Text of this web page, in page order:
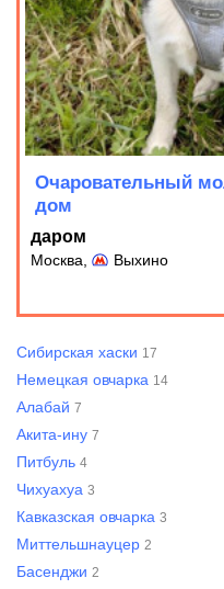
Очаровательный
дом
даром
Москва, Выхино
Сибирская хаски 17
Немецкая овчарка 14
Алабай 7
Акита-ину 7
Питбуль 4
Чихуахуа 3
Кавказская овчарка 3
Миттельшнауцер 2
Басенджи 2